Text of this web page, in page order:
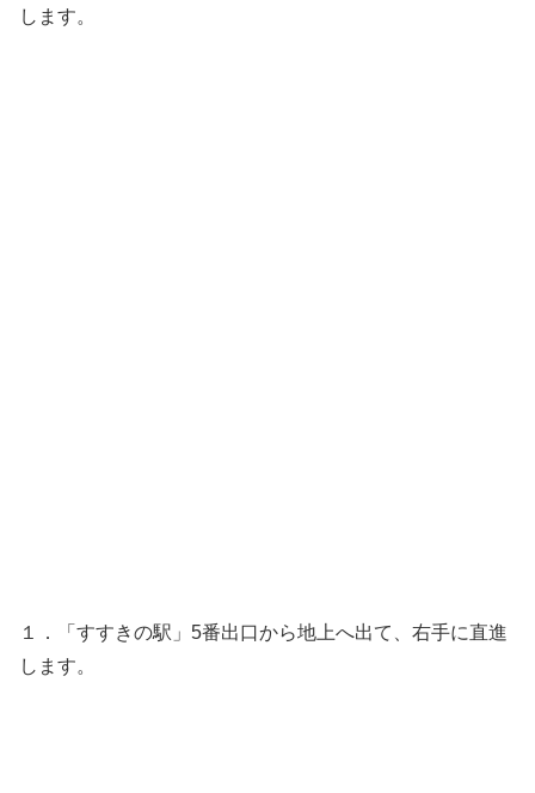
します。
１．「すすきの駅」5番出口から地上へ出て、右手に直進
します。